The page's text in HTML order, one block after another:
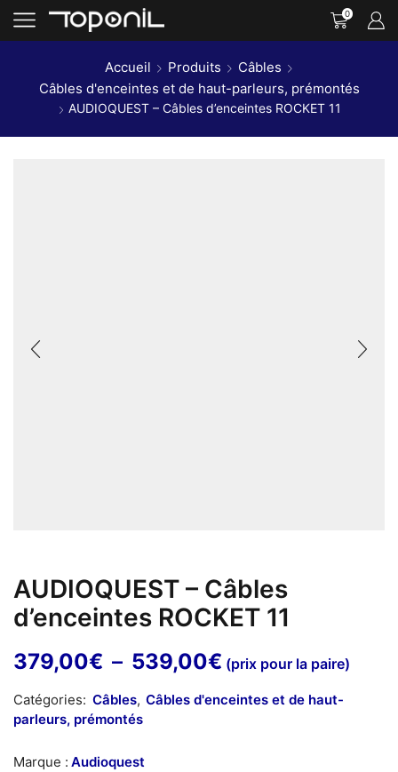
0
Accueil Produits
Câbles
Câbles d'enceintes et de haut-parleurs, prémontés
AUDIOQUEST – Câbles d’enceintes ROCKET 11
AUDIOQUEST – Câbles
d’enceintes ROCKET 11
379,00€ – 539,00€ Plage
prix :
(prix pour la paire)
Catégories: Câbles, Câbles d'enceintes et de haut-
parleurs, prémontés
Marque : Audioquest